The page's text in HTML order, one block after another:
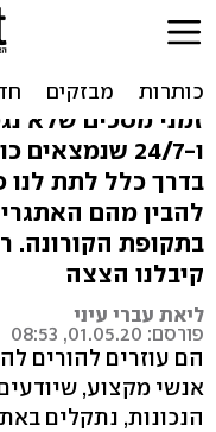
המומחים
זמני מסכים שלא
ו-24/7
בדרך כלל לתת
להבין מהם
בתקופת הקורונה.
קיבלנו הצצה
ליאת עברי עיני
פורסם: 01.05.20, 08:53
הם עוזרים להורים
אנשי מקצוע,
הנכונות, נתקלים